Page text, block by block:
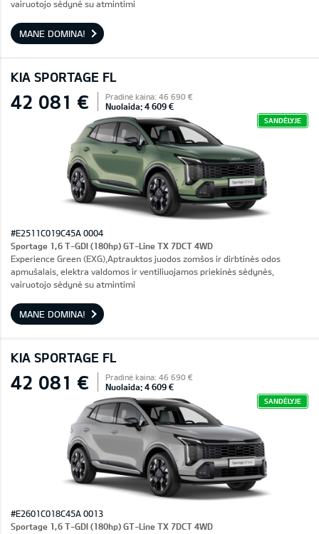
vairuotojo sėdynė su atmintimi
MANE DOMINA!
KIA SPORTAGE FL
42 081 € Pradinė kaina: 46 690 €
Nuolaida: 4 609 €
SANDĖLYJE
#E2511C019C45A 0004
Sportage 1,6 T-GDI (180hp) GT-Line TX 7DCT 4WD
Experience Green (EXG),Aptrauktos juodos zomšos ir dirbtinės odos
apmušalais, elektra valdomos ir ventiliuojamos priekinės sėdynės,
vairuotojo sėdynė su atmintimi
MANE DOMINA!
KIA SPORTAGE FL
42 081 € Pradinė kaina: 46 690 €
Nuolaida: 4 609 €
SANDĖLYJE
#E2601C018C45A 0013
Sportage 1,6 T-GDI (180hp) GT-Line TX 7DCT 4WD